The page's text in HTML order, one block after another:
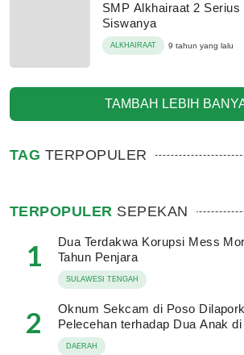
SMP Alkhairaat 2 Serius
Siswanya
ALKHAIRAAT 9 tahun yang lalu
TAMBAH LEBIH
TAG TERPOPULER
TERPOPULER SEPEKAN
1
Dua Terdakwa Korupsi Mess
Tahun Penjara
SULAWESI TENGAH
2
Oknum Sekcam di Poso
Pelecehan terhadap Dua Anak
DAERAH